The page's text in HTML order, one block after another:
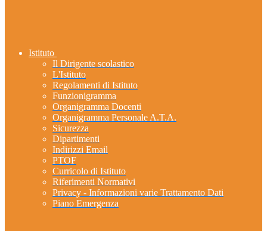
Istituto
Il Dirigente scolastico
L'Istituto
Regolamenti di Istituto
Funzionigramma
Organigramma Docenti
Organigramma Personale A.T.A.
Sicurezza
Dipartimenti
Indirizzi Email
PTOF
Curricolo di Istituto
Riferimenti Normativi
Privacy - Informazioni varie Trattamento Dati
Piano Emergenza